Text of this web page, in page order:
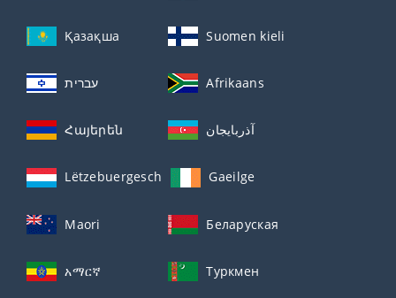
Қазақша Suomen kieli
עברית Afrikaans
Հայերեն آذربايجان
Lëtzebuergesch Gaeilge
Maori Беларуская
አማርኛ Туркмен